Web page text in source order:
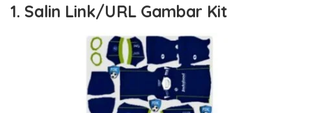
1. Salin Link/URL Gambar Kit